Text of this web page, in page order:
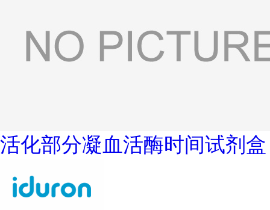
活化部分凝血活酶时间试剂盒